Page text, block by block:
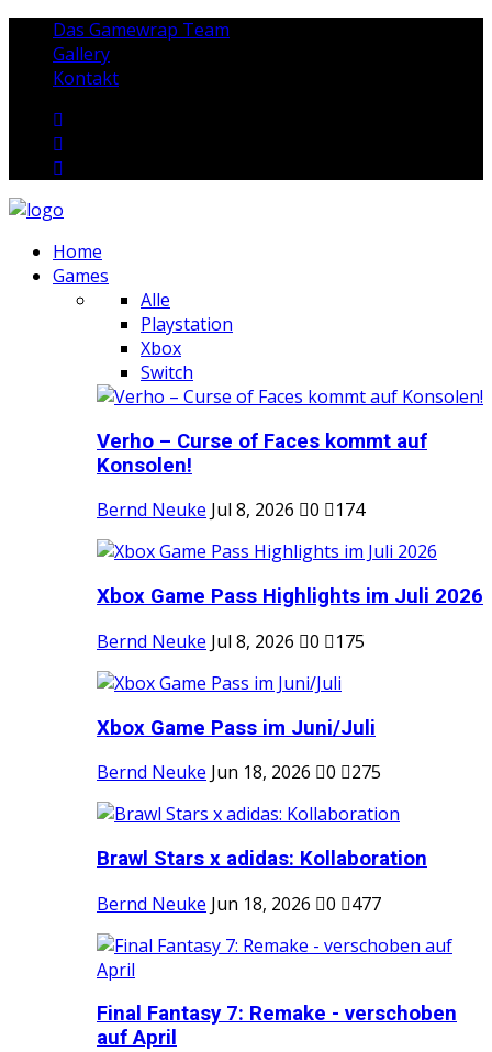
Das Gamewrap Team
Gallery
Kontakt
Home
Games
Alle
Playstation
Xbox
Switch
Verho – Curse of Faces kommt auf
Konsolen!
Bernd Neuke Jul 8, 2026 0 174
Xbox Game Pass Highlights im Juli 2026
Bernd Neuke Jul 8, 2026 0 175
Xbox Game Pass im Juni/Juli
Bernd Neuke Jun 18, 2026 0 275
Brawl Stars x adidas: Kollaboration
Bernd Neuke Jun 18, 2026 0 477
Final Fantasy 7: Remake - verschoben
auf April